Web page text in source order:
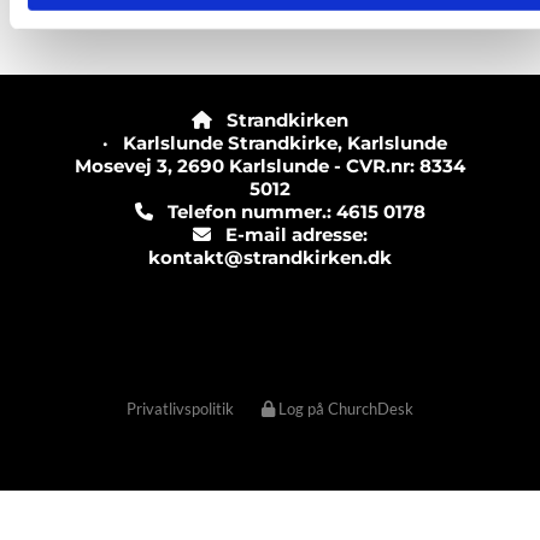

Strandkirken
· Karlslunde Strandkirke, Karlslunde
Mosevej 3, 2690 Karlslunde - CVR.nr: 8334
5012
Telefon nummer.: 4615 0178
E-mail adresse:
kontakt@strandkirken.dk
Privatlivspolitik Log på ChurchDesk